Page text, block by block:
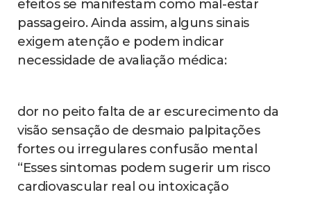
efeitos se manifestam como mal-estar
passageiro. Ainda assim, alguns sinais
exigem atenção e podem indicar
necessidade de avaliação médica:
dor no peito falta de ar escurecimento da
visão sensação de desmaio palpitações
fortes ou irregulares confusão mental
“Esses sintomas podem sugerir um risco
cardiovascular real ou intoxicação